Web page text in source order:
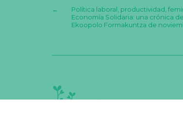
←
Política laboral, productividad,
Economía Solidaria: una crónica
Ekoopolo Formakuntza de